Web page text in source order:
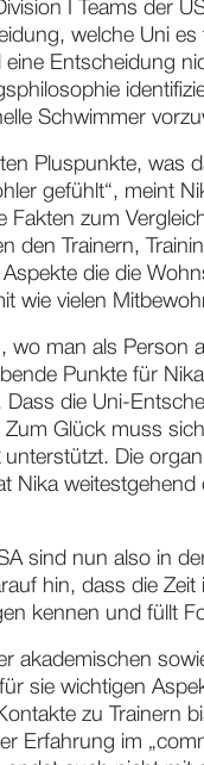
erfüllt
Woche
I Teams der
welche Uni
eine Entscheidung
Schwimmer
Pluspunkte, was
gefühlt“, meint
Fakten zum
den Trainern,
die die
wie vielen
wo man als
Punkte für
Dass die Uni-
unterstützt. Die
Nika
sind nun also in
hin, dass die
kennen und füllt
akademischen